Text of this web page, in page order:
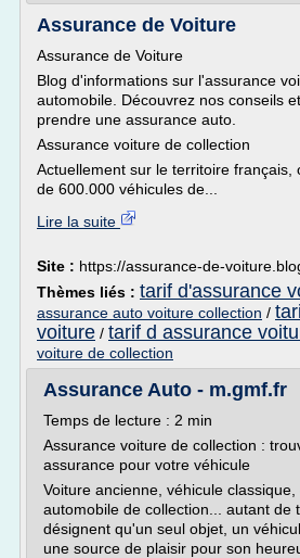
Assurance de Voiture
Assurance de Voiture
Blog d'informations sur l'assurance
automobile. Découvrez nos conseils
prendre une assurance auto.
Assurance voiture de collection
Actuellement sur le territoire français,
de 600.000 véhicules de...
Lire la suite
Site : https://assurance-de-
Thèmes liés : tarif d'assurance
assurance auto voiture collection /
voiture / tarif d assurance
voiture de collection
Assurance Auto - m.gmf.fr
Temps de lecture : 2 min
Assurance voiture de collection :
assurance pour votre véhicule
Voiture ancienne, véhicule classique,
automobile de collection... autant de
désignent qu'un seul objet, un
une source de plaisir pour son